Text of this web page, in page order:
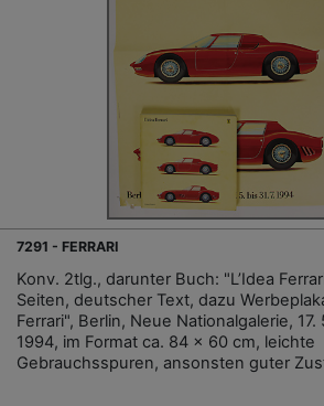
7291 - FERRARI
Konv. 2tlg., darunter Buch: "L’Idea
Seiten, deutscher Text, dazu
Ferrari", Berlin, Neue Nationalgalerie, 17.
1994, im Format ca. 84 x 60 cm, leichte
Gebrauchsspuren, ansonsten guter